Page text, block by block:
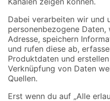
Folge uns
Zahlungsarten
Sicher einkaufen